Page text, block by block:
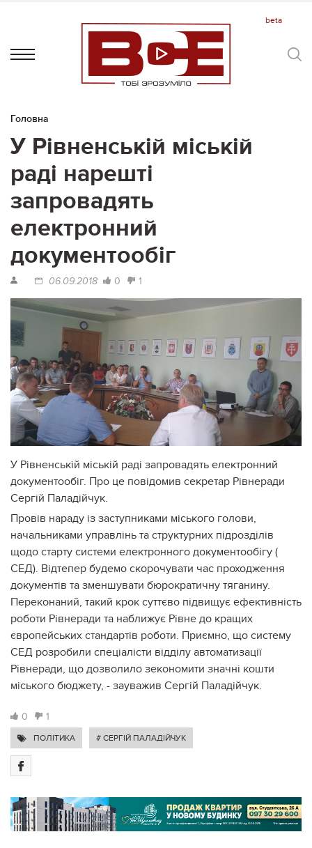
Головна
У Рівненській міській
раді нарешті
запровадять
електронний
документообіг
06.09.2018 0 1
У Рівненській міській раді запровадять електронний
документообіг. Про це повідомив секретар Рівнеради
Сергій Паладійчук.
Провів нараду із заступниками міського голови,
начальниками управлінь та структурних підрозділів
щодо старту системи електронного документообігу (
СЕД). Відтепер будемо скорочувати час проходження
документів та зменшувати бюрократичну тяганину.
Переконаний, такий крок суттєво підвищує ефективність
роботи Рівнеради та наближує Рівне до кращих
європейських стандартів роботи. Приємно, що систему
СЕД розробили спеціалісти відділу автоматизації
Рівнеради, що дозволило зекономити значні кошти
міського бюджету, - зауважив Сергій Паладійчук.
0 1
ПОЛІТИКА # СЕРГІЙ ПАЛАДІЙЧУК